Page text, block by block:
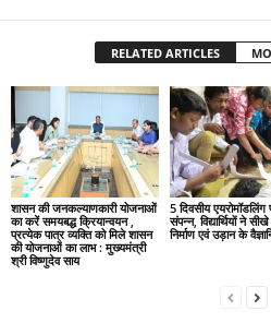
RELATED ARTICLES
शासन की जनकल्याणकारी योजनाओं
का करें समयबद्ध क्रियान्वयन ,
प्रत्येक पात्र व्यक्ति को मिले शासन
की योजनाओं का लाभ : मुख्यमंत्री
श्री विष्णुदेव साय
5 दिवसीय एयरोमॉडलिंग
संपन्न, विद्यार्थियों ने सीखे
निर्माण एवं उड़ान के